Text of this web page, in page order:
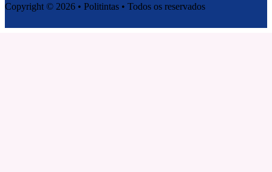
Copyright © 2026 • Politintas • Todos os reservados